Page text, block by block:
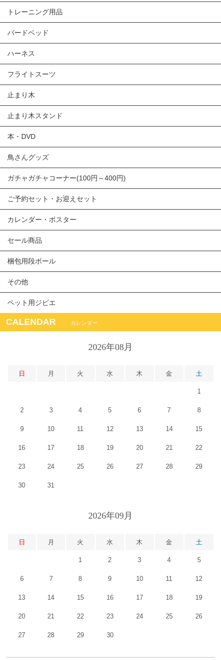
トレーニング用品
バードベッド
ハーネス
フライトスーツ
止まり木
止まり木スタンド
本・DVD
鳥さんグッズ
ガチャガチャコーナー(100円～400円)
ご予約セット・お迎えセット
カレンダー・ポスター
セール商品
梱包用段ボール
その他
ペット用ジビエ
CALENDAR カレンダー
2026年08月
日 月 火 水 木 金 土
1
2 3 4 5 6 7 8
9 10 11 12 13 14 15
16 17 18 19 20 21 22
23 24 25 26 27 28 29
30 31
2026年09月
日 月 火 水 木 金 土
1 2 3 4 5
6 7 8 9 10 11 12
13 14 15 16 17 18 19
20 21 22 23 24 25 26
27 28 29 30